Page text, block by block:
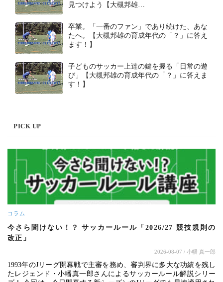
見つけよう【大槻邦雄…
卒業。「一番のファン」であり続けた、あな
たへ。【大槻邦雄の育成年代の「？」に答え
ます！】
子どものサッカー上達の鍵を握る「日常の遊
び」【大槻邦雄の育成年代の「？」に答えま
す！】
PICK UP
コラム
今さら聞けない！？ サッカールール「2026/27 競技規則の
改正」
2026-08-07 / 小幡 真一郎
1993年のJリーグ開幕戦で主審を務め、審判界に多大な功績を残し
たレジェンド・小幡真一郎さんによるサッカールール解説シリー